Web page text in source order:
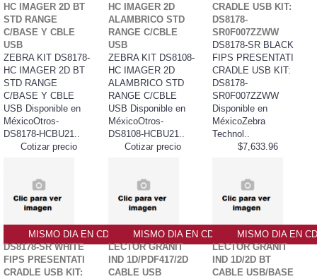
HC IMAGER 2D BT
STD RANGE
C/BASE Y CBLE
USB
ZEBRA KIT DS8178-
HC IMAGER 2D BT
STD RANGE
C/BASE Y CBLE
USB Disponible en
MéxicoOtros-
DS8178-HCBU21..
Cotizar precio
HC IMAGER 2D
ALAMBRICO STD
RANGE C/CBLE
USB
ZEBRA KIT DS8108-
HC IMAGER 2D
ALAMBRICO STD
RANGE C/CBLE
USB Disponible en
MéxicoOtros-
DS8108-HCBU21..
Cotizar precio
CRADLE USB KIT:
DS8178-
SR0F007ZZWW
DS8178-SR BLACK
FIPS PRESENTATI
CRADLE USB KIT:
DS8178-
SR0F007ZZWW
Disponible en
MéxicoZebra
Technol..
$7,633.96
MISMO DIA EN CDMX
DS8178-SR WHITE
FIPS PRESENTATI
CRADLE USB KIT:
MISMO DIA EN CDMX
LECTOR GRANIT
IND 1D/PDF417/2D
CABLE USB
MISMO DIA EN
LECTOR GRANIT
IND 1D/2D BT
CABLE USB/BASE